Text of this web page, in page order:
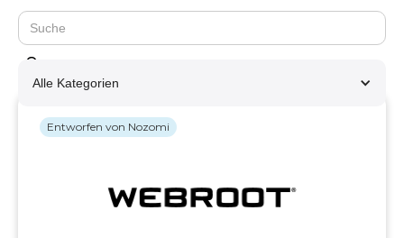
Alle Kategorien
Entworfen von Nozomi